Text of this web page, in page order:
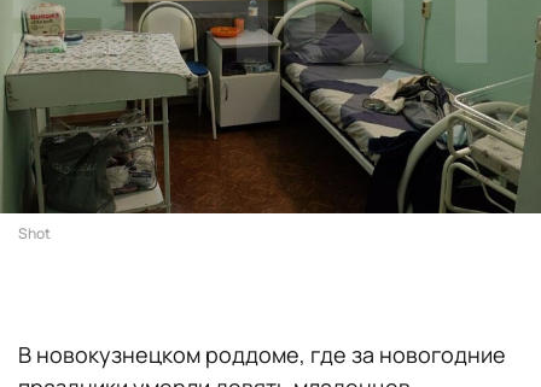
Shot
В новокузнецком роддоме, где за новогодние